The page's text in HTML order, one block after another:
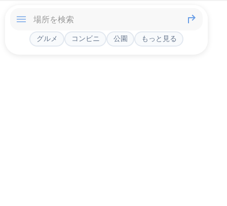
グルメ コンビニ 公園 もっと見る